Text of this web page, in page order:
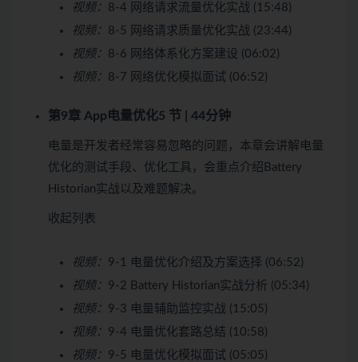
视频： 8-4 网络请求流量优化实战 (15:48)
视频： 8-5 网络请求质量优化实战 (23:44)
视频： 8-6 网络体系化方案建设 (06:02)
视频： 8-7 网络优化模拟面试 (06:52)
第9章 App电量优化5 节 | 44分钟
电量是开发者经常容易忽略的问题，本章会讲解电量
优化的测试手段、优化工具，会重点介绍Battery
Historian实战以及难题解决。
收起列表
视频： 9-1 电量优化介绍及方案选择 (06:52)
视频： 9-2 Battery Historian实战分析 (05:34)
视频： 9-3 电量辅助监控实战 (15:05)
视频： 9-4 电量优化套路总结 (10:58)
视频： 9-5 电量优化模拟面试 (05:05)